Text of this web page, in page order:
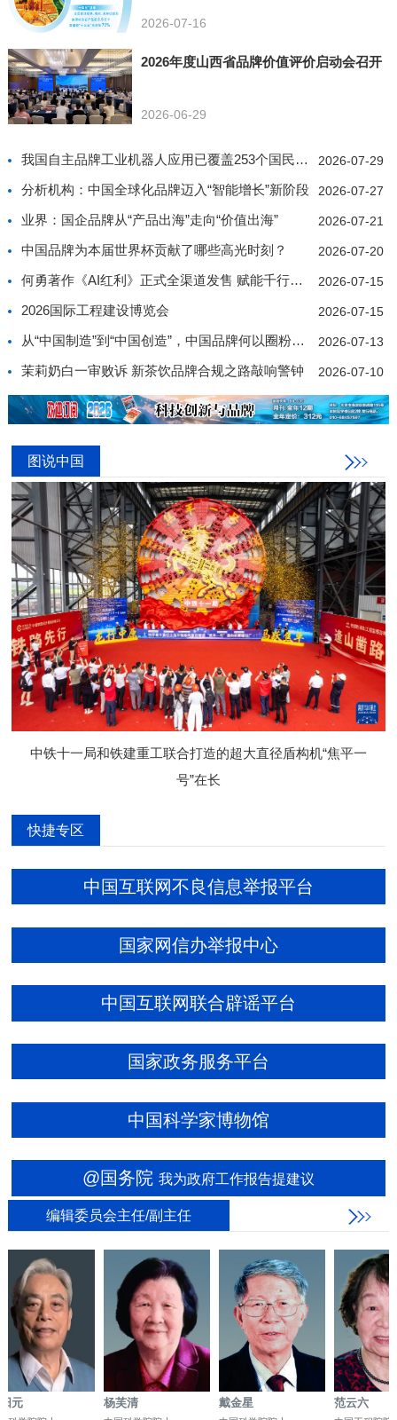
2026-07-16
2026年度山西省品牌价值评价启动会召开
2026-06-29
我国自主品牌工业机器人应用已覆盖253个国民经济行业 2026-07-29
分析机构：中国全球化品牌迈入“智能增长”新阶段 2026-07-27
业界：国企品牌从“产品出海”走向“价值出海” 2026-07-21
中国品牌为本届世界杯贡献了哪些高光时刻？ 2026-07-20
何勇著作《AI红利》正式全渠道发售 赋能千行百业价值 2026-07-15
2026国际工程建设博览会 2026-07-15
从“中国制造”到“中国创造”，中国品牌何以圈粉世界 2026-07-13
茉莉奶白一审败诉 新茶饮品牌合规之路敲响警钟 2026-07-10
图说中国
中铁十一局和铁建重工联合打造的超大直径盾构机“焦平一
号”在长
快捷专区
中国互联网不良信息举报平台
国家网信办举报中心
中国互联网联合辟谣平台
国家政务服务平台
中国科学家博物馆
@国务院我为政府工作报告提建议
编辑委员会主任/副主任
杨芙清 戴金星 范云六